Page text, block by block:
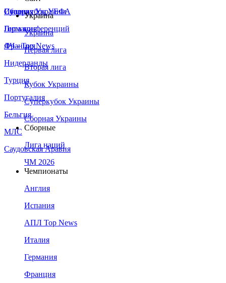
Сборная Украины
Италия
Германия
Франция
Нидерланды
Турция
Португалия
Бельгия
МЛС
Саудовская Аравия
Суперкубок УЕФА
Лига конференций
ЛЧ - Top News
Украина
Украина
Первая лига
Вторая лига
Кубок Украины
Суперкубок Украины
Сборная Украины
Сборные
Лига наций
ЧМ 2026
Чемпионаты
Англия
Испания
АПЛ Top News
Италия
Германия
Франция